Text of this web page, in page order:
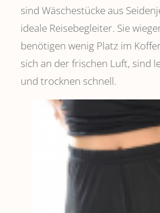
sind Wäschestücke aus
ideale Reisebegleiter. Sie
benötigen wenig Platz im
sich an der frischen Luft, sind
und trocknen schnell.